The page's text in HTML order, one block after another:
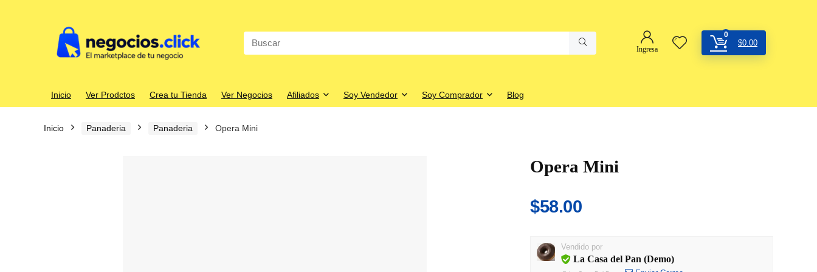
Search
for:
Ingresa
0
$0.00
Inicio Ver Prodctos Crea tu Tienda Ver Negocios Afiliados Soy Vendedor Soy Comprador Blog
Inicio Panaderia Panaderia Opera Mini
Opera Mini
$58.00
Vendido por
La Casa del Pan (Demo)